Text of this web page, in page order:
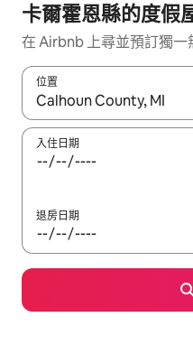
卡爾霍恩縣的度假
在 Airbnb 上尋並預訂獨一
位置
如有搜尋結果，瀏覽內容時
入住日期
退房日期